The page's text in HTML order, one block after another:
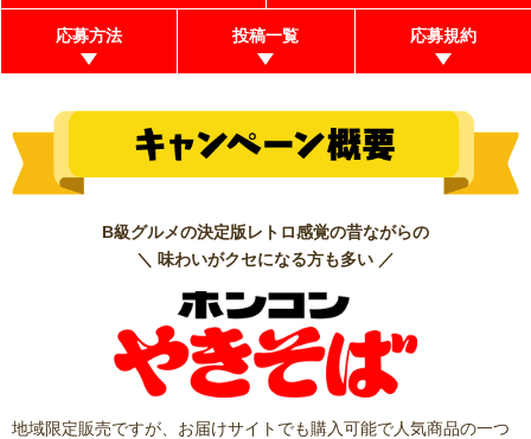
応募方法 投稿一覧 応募規約
B級グルメの決定版レトロ感覚の昔ながらの
＼ 味わいがクセになる方も多い ／
地域限定販売ですが、お届けサイトでも購入可能で人気商品の一つ